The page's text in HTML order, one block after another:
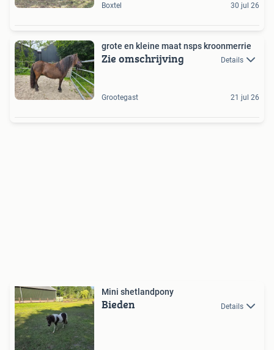
Boxtel 30 jul 26
grote en kleine maat nsps kroonmerrie
Zie omschrijving Details
Grootegast 21 jul 26
Mini shetlandpony
Bieden Details